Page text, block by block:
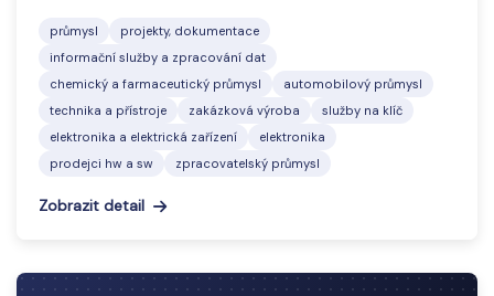
průmysl
projekty, dokumentace
informační služby a zpracování dat
chemický a farmaceutický průmysl
automobilový průmysl
technika a přístroje
zakázková výroba
služby na klíč
elektronika a elektrická zařízení
elektronika
prodejci hw a sw
zpracovatelský průmysl
Zobrazit detail